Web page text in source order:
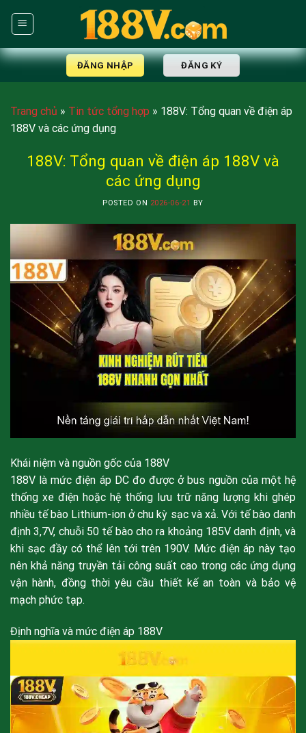
ĐĂNG NHẬP ĐĂNG KÝ
Trang chủ » Tin tức tổng hợp » 188V: Tổng quan về điện áp
188V và các ứng dụng
188V: Tổng quan về điện áp 188V và
các ứng dụng
POSTED ON 2026-06-21 BY
Khái niệm và nguồn gốc của 188V
188V là mức điện áp DC đo được ở bus nguồn của một hệ
thống xe điện hoặc hệ thống lưu trữ năng lượng khi ghép
nhiều tế bào Lithium-ion ở chu kỳ sạc và xả. Với tế bào danh
định 3,7V, chuỗi 50 tế bào cho ra khoảng 185V danh định, và
khi sạc đầy có thể lên tới trên 190V. Mức điện áp này tạo
nên khả năng truyền tải công suất cao trong các ứng dụng
vận hành, đồng thời yêu cầu thiết kế an toàn và bảo vệ
mạch phức tạp.
Định nghĩa và mức điện áp 188V